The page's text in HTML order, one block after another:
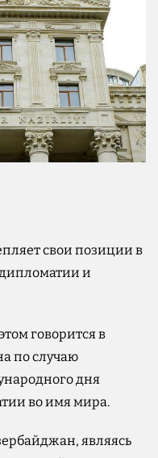
свои позиции в
дипломатии и
говорится в
по случаю
дня
во имя мира.
являясь